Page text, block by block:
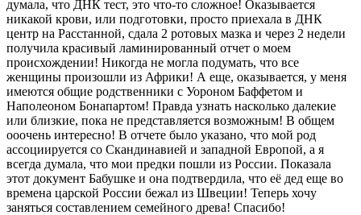
думала, что ДНК тест, это что-то сложное! Оказывается
никакой крови, или подготовки, просто приехала в ДНК
центр на Расстанной, сдала 2 ротовых мазка и через 2 недели
получила красивый ламинированный отчет о моем
происхождении! Никогда не могла подумать, что все
женщины произошли из Африки! А еще, оказывается, у меня
имеются общие родственники с Уороном Баффетом и
Наполеоном Бонапартом! Правда узнать насколько далекие
или близкие, пока не представляется возможным! В общем
ооочень интересно! В отчете было указано, что мой род
ассоциируется со Скандинавией и западной Европой, а я
всегда думала, что мои предки пошли из России. Показала
этот документ Бабушке и она подтвердила, что её дед еще во
времена царской России бежал из Швеции! Теперь хочу
заняться составлением семейного древа! Спасибо!